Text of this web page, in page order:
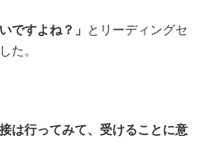
ですよね？」 とリーディングセ
た。
接は行ってみて、受けることに意